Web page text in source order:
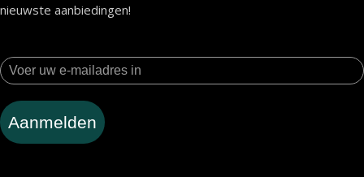
nieuwste aanbiedingen!
Aanmelden